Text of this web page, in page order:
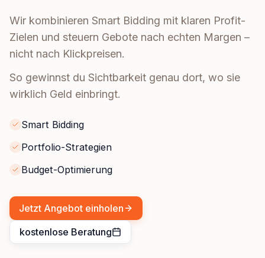
Wir kombinieren Smart Bidding mit klaren Profit-
Zielen und steuern Gebote nach echten Margen –
nicht nach Klickpreisen.
So gewinnst du Sichtbarkeit genau dort, wo sie
wirklich Geld einbringt.
Smart Bidding
Portfolio-Strategien
Budget-Optimierung
Jetzt Angebot einholen
kostenlose Beratung